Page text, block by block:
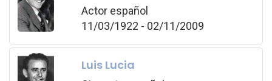
Actor español
11/03/1922 - 02/11/2009
Luis Lucia